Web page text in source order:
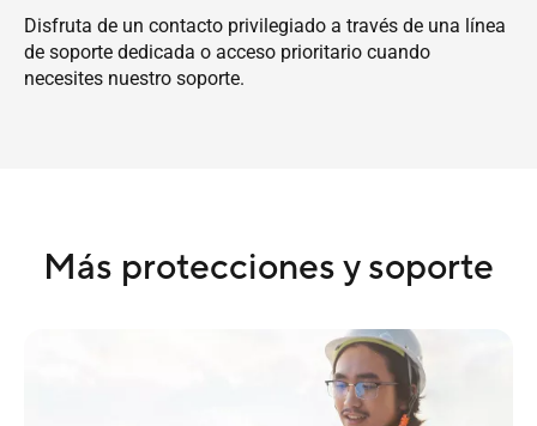
Disfruta de un contacto privilegiado a través de una línea
de soporte dedicada o acceso prioritario cuando
necesites nuestro soporte.
Más protecciones y soporte